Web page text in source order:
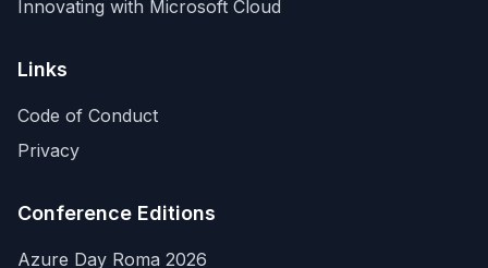
Innovating with Microsoft Cloud
Links
Code of Conduct
Privacy
Conference Editions
Azure Day Roma 2026